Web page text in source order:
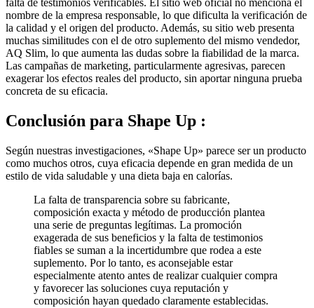
nombre de la empresa responsable, lo que dificulta la verificación de
la calidad y el origen del producto. Además, su sitio web presenta
muchas similitudes con el de otro suplemento del mismo vendedor,
AQ Slim, lo que aumenta las dudas sobre la fiabilidad de la marca.
Las campañas de marketing, particularmente agresivas, parecen
exagerar los efectos reales del producto, sin aportar ninguna prueba
concreta de su eficacia.
como muchos otros, cuya eficacia depende en gran medida de un
estilo de vida saludable y una dieta baja en calorías.
composición exacta y método de producción plantea
una serie de preguntas legítimas. La promoción
exagerada de sus beneficios y la falta de testimonios
fiables se suman a la incertidumbre que rodea a este
suplemento. Por lo tanto, es aconsejable estar
especialmente atento antes de realizar cualquier compra
y favorecer las soluciones cuya reputación y
composición hayan quedado claramente establecidas.